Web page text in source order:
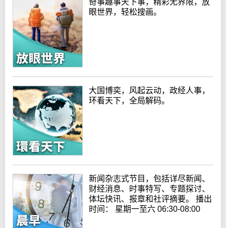
奇事趣事天下事，精彩无界限，放
眼世界，轻松搜画。
大国博奕，风起云动，政经人事，
环看天下，全局解码。
新闻杂志式节目，包括详尽新闻、
财经消息、时事特写、专题探讨、
体坛快讯、报章和社评摘要。 播出
时间： 星期一至六 06:30-08:00